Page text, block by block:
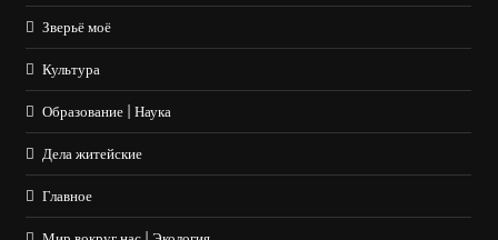
Зверьё моё
Культура
Образование | Наука
Дела житейские
Главное